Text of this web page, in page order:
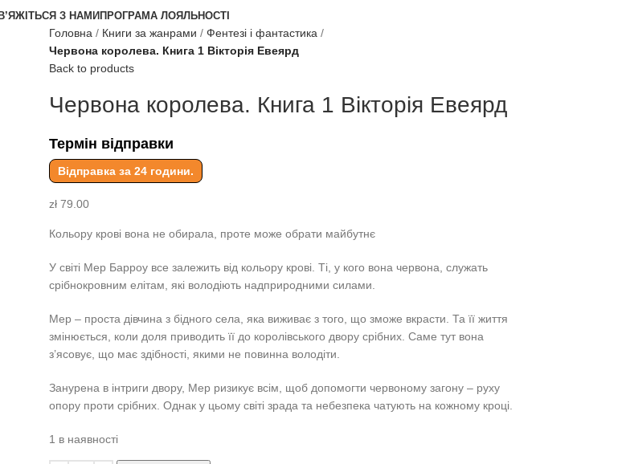
З НАМИ ПРОГРАМА ЛОЯЛЬНОСТІ
Головна Книги за жанрами
Фентезі і фантастика
Червона королева. Книга 1 Вікторія Евеярд
Back to products
Червона королева. Книга 1 Вікторія Евеярд
Термін відправки
Відправка за 24 години.
zł79.00
Кольору крові вона не обирала, проте може обрати майбутнє
У світі Мер Барроу все залежить від кольору крові. Ті, у кого вона червона, служать
срібнокровним елітам, які володіють надприродними силами.
Мер – проста дівчина з бідного села, яка виживає з того, що зможе вкрасти. Та її життя
змінюється, коли доля приводить її до королівського двору срібних. Саме тут вона
з’ясовує, що має здібності, якими не повинна володіти.
Занурена в інтриги двору, Мер ризикує всім, щоб допомогти червоному загону – руху
опору проти срібних. Однак у цьому світі зрада та небезпека чатують на кожному кроці.
1 в наявності